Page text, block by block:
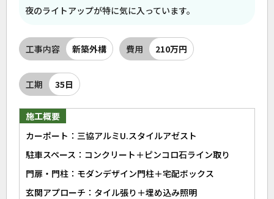
夜のライトアップが特に気に入っています。
工事内容 新築外構 費用 210万円
工期 35日
施工概要
カーポート：三協アルミU.スタイルアゼスト
駐車スペース：コンクリート＋ピンコロ石ライン取り
門扉・門柱：モダンデザイン門柱＋宅配ボックス
玄関アプローチ：タイル張り＋埋め込み照明